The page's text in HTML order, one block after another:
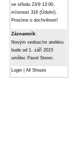
ve středu 23/9 13:00,
místnost 316 (Údolní).
Prosíme o dochvilnost!
Záznamník:
Novým vedoucím ateliéru
bude od 1. září 2015
umělec Pavel Sterec.
Login All Shouts